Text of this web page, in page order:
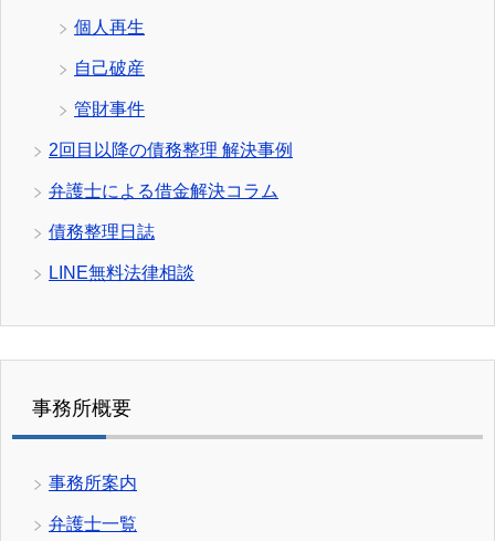
個人再生
自己破産
管財事件
2回目以降の債務整理 解決事例
弁護士による借金解決コラム
債務整理日誌
LINE無料法律相談
事務所概要
事務所案内
弁護士一覧